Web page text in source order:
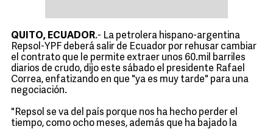
QUITO, ECUADOR.- La petrolera hispano-argentina
Repsol-YPF deberá salir de Ecuador por rehusar cambiar
el contrato que le permite extraer unos 60.mil barriles
diarios de crudo, dijo este sábado el presidente Rafael
Correa, enfatizando en que "ya es muy tarde" para una
negociación.
"Repsol se va del país porque nos ha hecho perder el
tiempo, como ocho meses, además que ha bajado la